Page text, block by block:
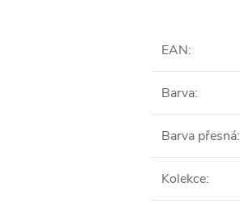
EAN:
Barva:
Barva přesná:
Kolekce: